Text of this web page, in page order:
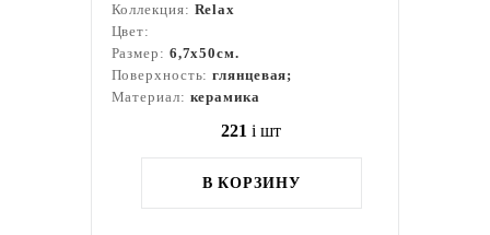
Коллекция: Relax
Цвет:
Размер: 6,7x50см.
Поверхность:глянцевая;
Материал: керамика
221 i шт
В КОРЗИНУ